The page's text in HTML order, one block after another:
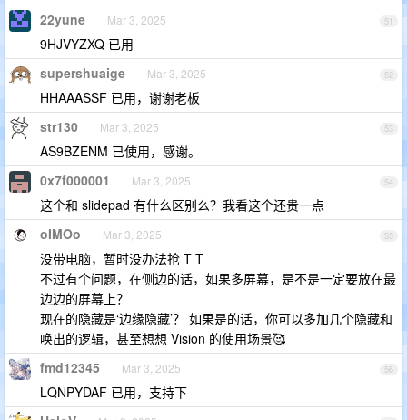
51
22yune Mar 3, 2025
9HJVYZXQ 已用
52
supershuaige Mar 3, 2025
HHAAASSF 已用，谢谢老板
53
str130 Mar 3, 2025
AS9BZENM 已使用，感谢。
54
0x7f000001 Mar 3, 2025
这个和 slidepad 有什么区别么？我看这个还贵一点
55
oIMOo Mar 3, 2025
没带电脑，暂时没办法抢 T T
不过有个问题，在侧边的话，如果多屏幕，是不是一定要放在最
边边的屏幕上？
现在的隐藏是‘边缘隐藏’？ 如果是的话，你可以多加几个隐藏和
唤出的逻辑，甚至想想 Vision 的使用场景🥰
56
fmd12345 Mar 3, 2025
LQNPYDAF 已用，支持下